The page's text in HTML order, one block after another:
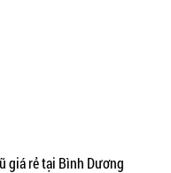
giá rẻ tại Bình Dương